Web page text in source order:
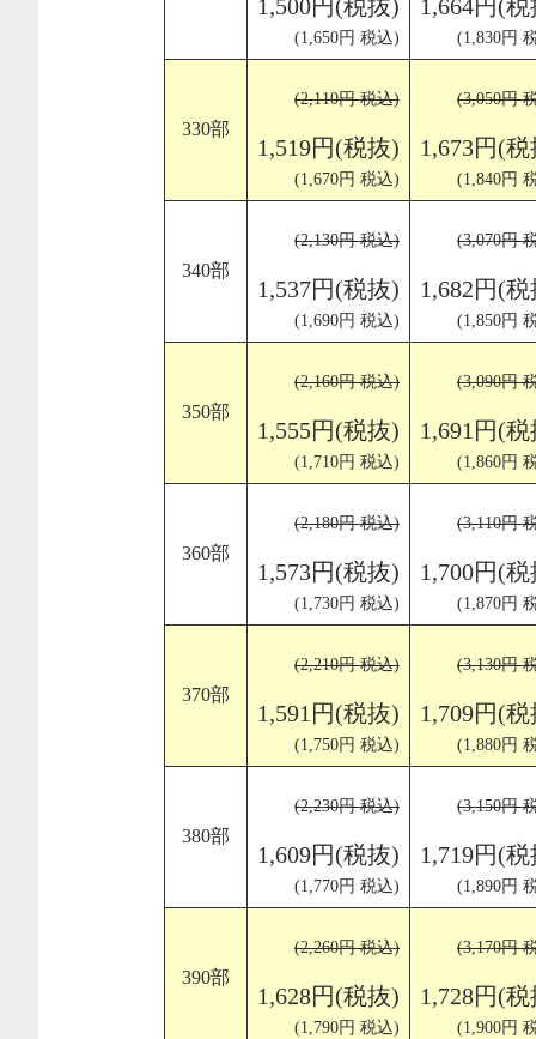
1,500円(税抜)
(1,650円 税込)
1,664円(
(1,830円
330部
(2,110円 税込)
1,519円(税抜)
(1,670円 税込)
(3,050円
1,673円(
(1,840円
340部
(2,130円 税込)
1,537円(税抜)
(1,690円 税込)
(3,070円
1,682円(
(1,850円
350部
(2,160円 税込)
1,555円(税抜)
(1,710円 税込)
(3,090円
1,691円(
(1,860円
360部
(2,180円 税込)
1,573円(税抜)
(1,730円 税込)
(3,110円
1,700円(
(1,870円
370部
(2,210円 税込)
1,591円(税抜)
(1,750円 税込)
(3,130円
1,709円(
(1,880円
380部
(2,230円 税込)
1,609円(税抜)
(1,770円 税込)
(3,150円
1,719円(
(1,890円
390部
(2,260円 税込)
1,628円(税抜)
(1,790円 税込)
(3,170円
1,728円(
(1,900円